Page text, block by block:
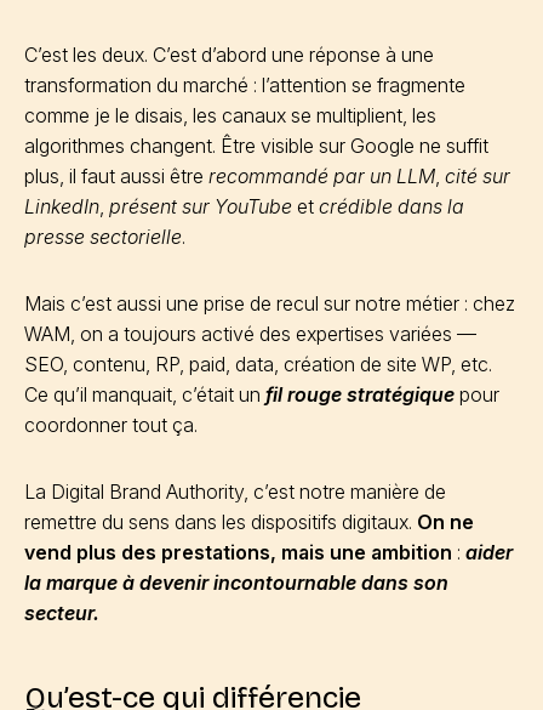
C’est les deux. C’est d’abord une réponse à une
transformation du marché : l’attention se fragmente
comme je le disais, les canaux se multiplient, les
algorithmes changent. Être visible sur Google ne suffit
plus, il faut aussi être recommandé par un LLM, cité sur
LinkedIn, présent sur YouTube et crédible dans la
presse sectorielle.
Mais c’est aussi une prise de recul sur notre métier : chez
WAM, on a toujours activé des expertises variées —
SEO, contenu, RP, paid, data, création de site WP, etc.
Ce qu’il manquait, c’était un fil rouge stratégique pour
coordonner tout ça.
La Digital Brand Authority, c’est notre manière de
remettre du sens dans les dispositifs digitaux. On ne
vend plus des prestations, mais une ambition : aider
la marque à devenir incontournable dans son
secteur.
Qu’est-ce qui différencie